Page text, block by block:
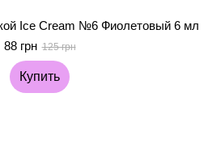
Ice Cream №6 Фиолетовый 6 мл
88 грн 125 грн
Купить